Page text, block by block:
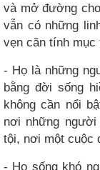
và mở đường
vẫn có những
vẹn căn tính mục
- Họ là những
bằng đời sống
không cần nổi
nơi những
tội, nơi một cuộc
- Họ sống khó